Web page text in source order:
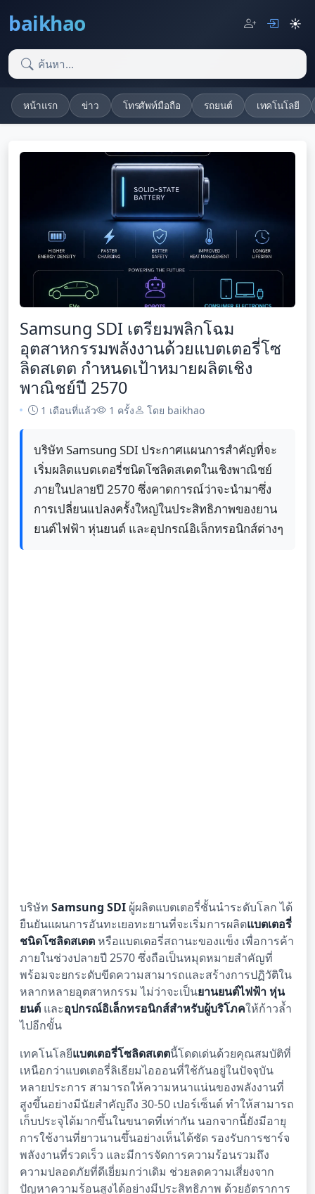
baikhao ☀️
หน้าแรก ข่าว โทรศัพท์มือถือ รถยนต์ เทคโนโลยี
Samsung SDI เตรียมพลิกโฉม
อุตสาหกรรมพลังงานด้วยแบตเตอรี่โซ
ลิดสเตต กำหนดเป้าหมายผลิตเชิง
พาณิชย์ปี 2570
1 เดือนที่แล้ว 1 ครั้ง โดย baikhao
บริษัท Samsung SDI ประกาศแผนการสำคัญที่จะ
เริ่มผลิตแบตเตอรี่ชนิดโซลิดสเตตในเชิงพาณิชย์
ภายในปลายปี 2570 ซึ่งคาดการณ์ว่าจะนำมาซึ่ง
การเปลี่ยนแปลงครั้งใหญ่ในประสิทธิภาพของยาน
ยนต์ไฟฟ้า หุ่นยนต์ และอุปกรณ์อิเล็กทรอนิกส์ต่างๆ
บริษัท Samsung SDI ผู้ผลิตแบตเตอรี่ชั้นนำระดับโลก ได้
ยืนยันแผนการอันทะเยอทะยานที่จะเริ่มการผลิตแบตเตอรี่
ชนิดโซลิดสเตตหรือแบตเตอรี่สถานะของแข็ง เพื่อการค้า
ภายในช่วงปลายปี 2570 ซึ่งถือเป็นหมุดหมายสำคัญที่
พร้อมจะยกระดับขีดความสามารถและสร้างการปฏิวัติใน
หลากหลายอุตสาหกรรม ไม่ว่าจะเป็นยานยนต์ไฟฟ้า หุ่น
ยนต์ และอุปกรณ์อิเล็กทรอนิกส์สำหรับผู้บริโภคให้ก้าวล้ำ
ไปอีกขั้น
เทคโนโลยีแบตเตอรี่โซลิดสเตตนี้โดดเด่นด้วยคุณสมบัติที่
เหนือกว่าแบตเตอรี่ลิเธียมไอออนที่ใช้กันอยู่ในปัจจุบัน
หลายประการ สามารถให้ความหนาแน่นของพลังงานที่
สูงขึ้นอย่างมีนัยสำคัญถึง 30-50 เปอร์เซ็นต์ ทำให้สามารถ
เก็บประจุได้มากขึ้นในขนาดที่เท่ากัน นอกจากนี้ยังมีอายุ
การใช้งานที่ยาวนานขึ้นอย่างเห็นได้ชัด รองรับการชาร์จ
พลังงานที่รวดเร็ว และมีการจัดการความร้อนรวมถึง
ความปลอดภัยที่ดีเยี่ยมกว่าเดิม ช่วยลดความเสี่ยงจาก
ปัญหาความร้อนสูงได้อย่างมีประสิทธิภาพ ด้วยอัตราการ